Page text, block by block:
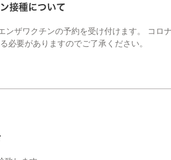
接種について
ンザワクチンの予約を受け付けます。 コロ
必要がありますのでご了承ください。